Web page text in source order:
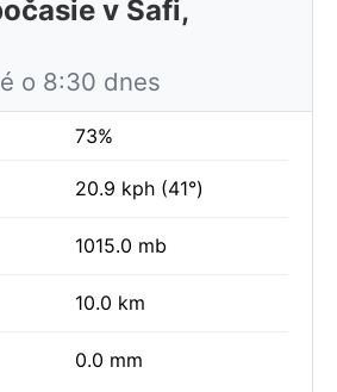
v Safi,
o 8:30 dnes
73%
20.9 kph (41°)
1015.0 mb
10.0 km
0.0 mm